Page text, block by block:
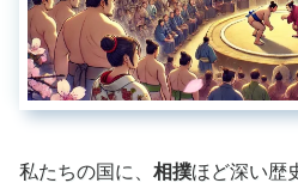
私たちの国に、 相撲ほど深い歴